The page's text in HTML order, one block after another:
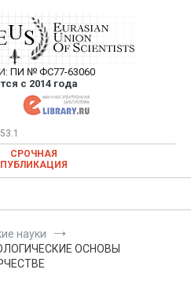
Союз Ученых —
статей в
научном журнале
ПИ № ФС77-63060
с 2014 года
— публикация научных статей в
научном журнале
СРОЧНАЯ
ПУБЛИКАЦИЯ
науки
ОСНОВЫ